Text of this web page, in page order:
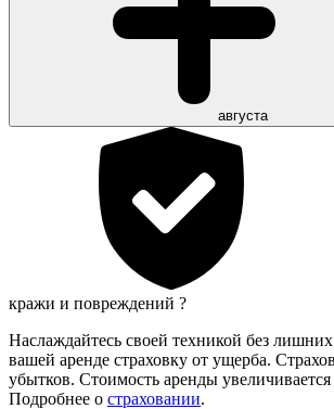
августа
кражи и повреждений ?
Наслаждайтесь своей техникой без лишних
вашей аренде страховку от ущерба.
убытков. Стоимость аренды увеличивается
Подробнее о страховании.